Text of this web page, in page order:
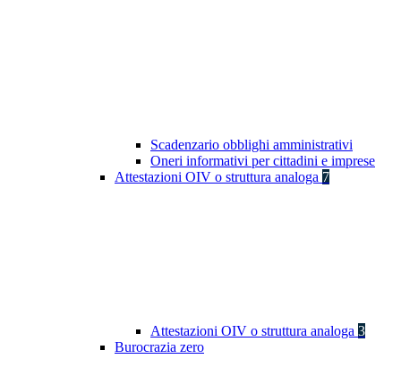
Scadenzario obblighi amministrativi
Oneri informativi per cittadini e imprese
Attestazioni OIV o struttura analoga 7
Attestazioni OIV o struttura analoga 3
Burocrazia zero